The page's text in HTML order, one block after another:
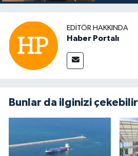
EDITÖR HAKKINDA
Haber Portalı
Bunlar da ilginizi çekebilir